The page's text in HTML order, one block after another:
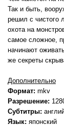
Так и быть,
решил с чистого
охота на
самое сложное,
начинают
же секреты
Дополнительно
Формат: mkv
Разрешение:
Субтитры:
Язык: японский